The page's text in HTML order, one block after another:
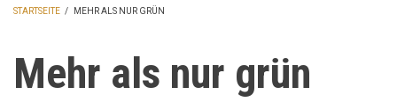
STARTSEITE / MEHR ALS NUR GRÜN
Mehr als nur grün